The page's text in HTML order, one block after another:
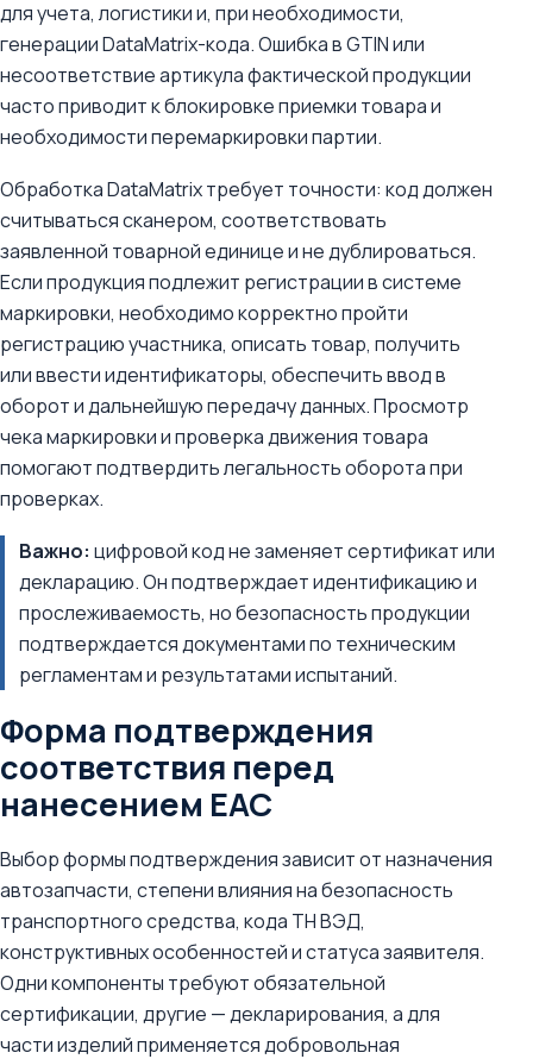
для учета, логистики и, при необходимости,
генерации DataMatrix-кода. Ошибка в GTIN или
несоответствие артикула фактической продукции
часто приводит к блокировке приемки товара и
необходимости перемаркировки партии.
Обработка DataMatrix требует точности: код должен
считываться сканером, соответствовать
заявленной товарной единице и не дублироваться.
Если продукция подлежит регистрации в системе
маркировки, необходимо корректно пройти
регистрацию участника, описать товар, получить
или ввести идентификаторы, обеспечить ввод в
оборот и дальнейшую передачу данных. Просмотр
чека маркировки и проверка движения товара
помогают подтвердить легальность оборота при
проверках.
Важно: цифровой код не заменяет сертификат или
декларацию. Он подтверждает идентификацию и
прослеживаемость, но безопасность продукции
подтверждается документами по техническим
регламентам и результатами испытаний.
Форма подтверждения
соответствия перед
нанесением ЕАС
Выбор формы подтверждения зависит от назначения
автозапчасти, степени влияния на безопасность
транспортного средства, кода ТН ВЭД,
конструктивных особенностей и статуса заявителя.
Одни компоненты требуют обязательной
сертификации, другие — декларирования, а для
части изделий применяется добровольная